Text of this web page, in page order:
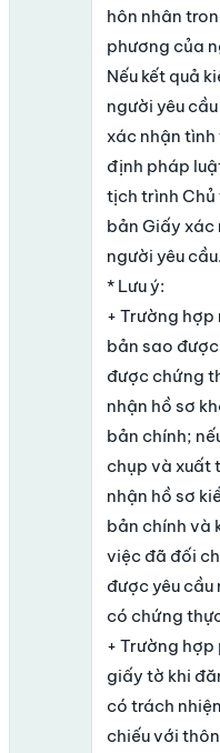
hôn nhân
phương của
Nếu kết quả
người yêu
xác nhận tình
định pháp
tịch trình Chủ
bản Giấy xác
người yêu cầu.
* Lưu ý:
+ Trường
bản sao
được chứng
nhận hồ sơ
bản chính;
chụp và xuất
nhận hồ sơ
bản chính và
việc đã đối
được yêu
có chứng
+ Trường
giấy tờ khi
có trách
chiếu với